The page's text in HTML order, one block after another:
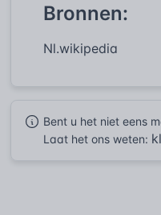
Bronnen:
Nl.wikipedia
Bent u het niet eens
Laat het ons weten: